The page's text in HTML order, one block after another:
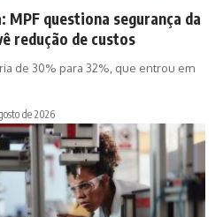
MPF questiona segurança da
redução de custos
de 30% para 32%, que entrou em
de 2026